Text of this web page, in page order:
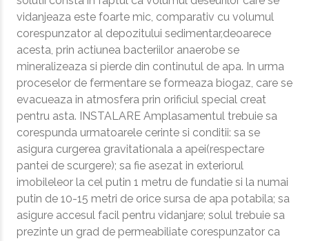
vidanjeaza este foarte mic, comparativ cu volumul
corespunzator al depozitului sedimentar,deoarece
acesta, prin actiunea bacteriilor anaerobe se
mineralizeaza si pierde din continutul de apa. In urma
proceselor de fermentare se formeaza biogaz, care se
evacueaza in atmosfera prin orificiul special creat
pentru asta. INSTALARE Amplasamentul trebuie sa
corespunda urmatoarele cerinte si conditii: sa se
asigura curgerea gravitationala a apei(respectare
pantei de scurgere); sa fie asezat in exteriorul
imobileleor la cel putin 1 metru de fundatie si la numai
putin de 10-15 metri de orice sursa de apa potabila; sa
asigure accesul facil pentru vidanjare; solul trebuie sa
prezinte un grad de permeabiliate corespunzator ca